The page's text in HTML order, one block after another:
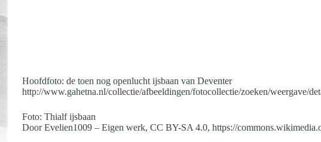
Hoofdfoto: de toen nog openlucht ijsbaan van Deventer
http://www.gahetna.nl/collectie/afbeeldingen/fotocollectie/zoeken/weergave/
Foto: Thialf ijsbaan
Door Evelien1009 – Eigen werk, CC BY-SA 4.0, https://